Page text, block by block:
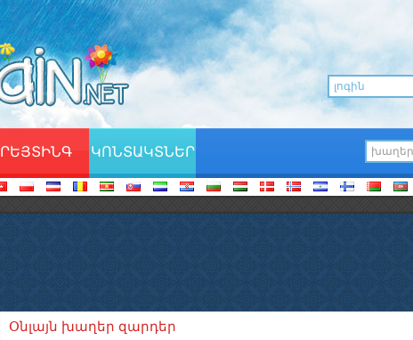
ՐԵՅՏԻՆԳ ԿՈՆՏԱԿՏՆԵՐ
Օնլայն խաղեր զարդեր